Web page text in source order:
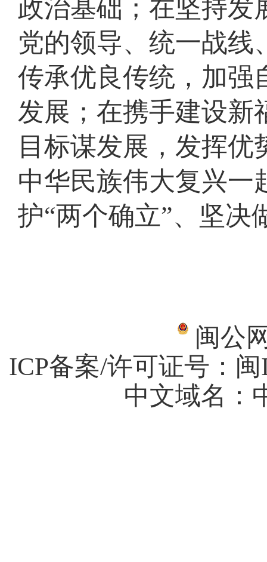
政治基础；在坚持发
党的领导、统一战线
传承优良传统，加强
发展；在携手建设新
目标谋发展，发挥
中华民族伟大复兴一
护“两个确立”、坚决
闽公
ICP备案/许可证号： 闽
中文域名：